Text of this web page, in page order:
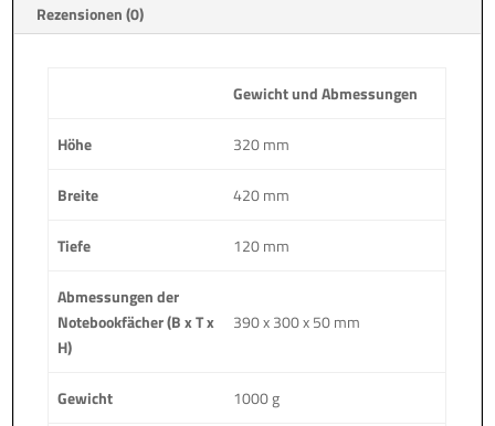
:
Rezensionen (0)
Gewicht und Abmessungen
Höhe 320 mm
Breite 420 mm
Tiefe 120 mm
Abmessungen der
Notebookfächer (B x T x
H)
390 x 300 x 50 mm
Gewicht 1000 g